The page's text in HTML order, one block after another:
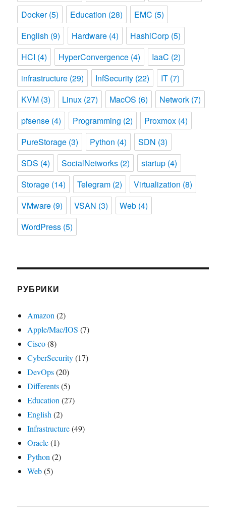
Docker(5) Education (28) EMC (5)
English (9) Hardware (4) HashiCorp (5)
HCI (4) HyperConvergence (4) IaaC (2)
infrastructure (29) InfSecurity (22) IT (7)
KVM (3) Linux (27) MacOS (6) Network (7)
pfsense (4) Programming (2) Proxmox (4)
PureStorage (3) Python (4) SDN (3)
SDS (4) SocialNetworks (2) startup (4)
Storage (14) Telegram (2) Virtualization (8)
VMware (9) VSAN (3) Web (4)
WordPress (5)
РУБРИКИ
Amazon(2)
Apple/Mac/IOS (7)
Cisco(8)
CyberSecurity(17)
DevOps(20)
Differents(5)
Education(27)
English(2)
Infrastructure(49)
Oracle(1)
Python(2)
Web(5)